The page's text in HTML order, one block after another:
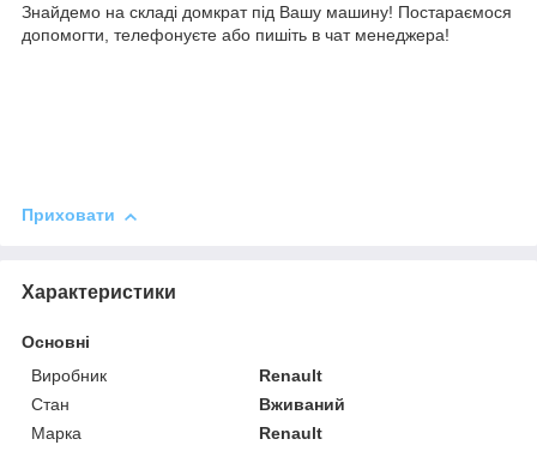
Знайдемо на складі домкрат під Вашу машину! Постараємося
допомогти, телефонуєте або пишіть в чат менеджера!
Приховати
Характеристики
Основні
Виробник
Renault
Стан
Вживаний
Марка
Renault